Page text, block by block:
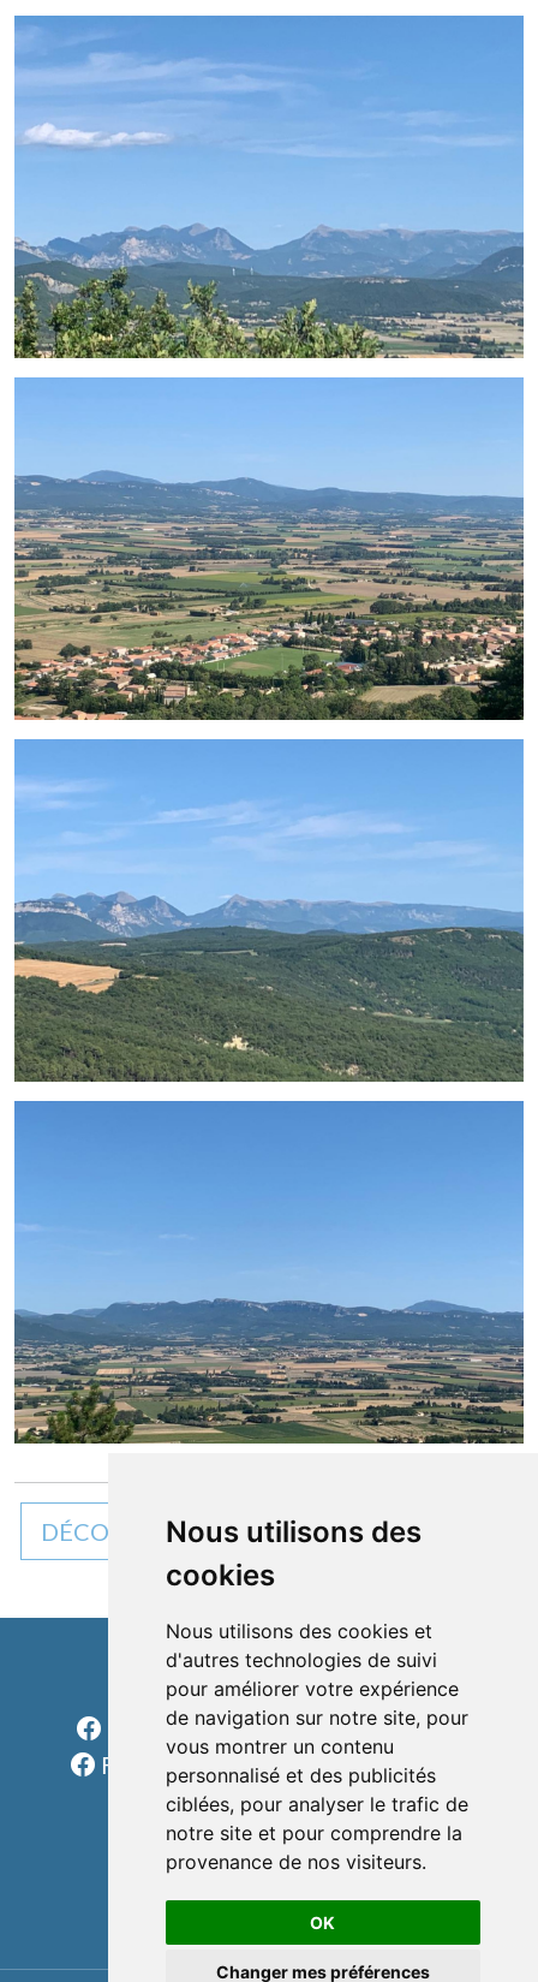
Nous utilisons des
cookies
Nous utilisons des cookies et
d'autres technologies de suivi
pour améliorer votre expérience
de navigation sur notre site, pour
vous montrer un contenu
personnalisé et des publicités
ciblées, pour analyser le trafic de
notre site et pour comprendre la
provenance de nos visiteurs.
OK
Changer mes préférences
DÉCOUVREZ TOUTES NOS ACTUALITÉS
Cléon d'Andran
Facebook Charols Sports Loisirs
Facebook Les rondes charolaises
formulaire
téléphone
e-mail